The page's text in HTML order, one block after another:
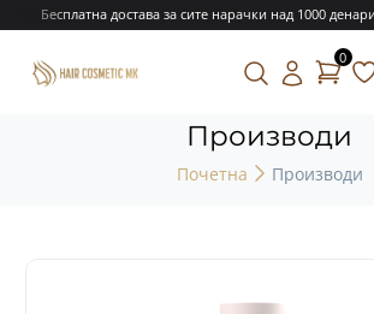
Бесплатна достава за сите нарачки над 1000 денари!
0
Производи
Почетна Производи